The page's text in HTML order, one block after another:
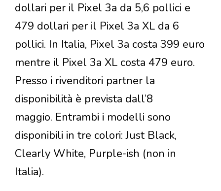
dollari per il Pixel 3a da 5,6 pollici e
479 dollari per il Pixel 3a XL da 6
pollici. In Italia, Pixel 3a costa 399 euro
mentre il Pixel 3a XL costa 479 euro.
Presso i rivenditori partner la
disponibilità è prevista dall’8
maggio. Entrambi i modelli sono
disponibili in tre colori: Just Black,
Clearly White, Purple-ish (non in
Italia).